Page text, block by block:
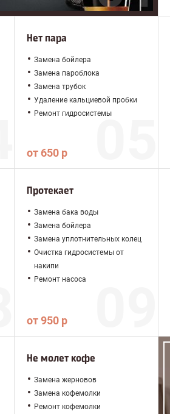
Нет пара
Замена бойлера
Замена пароблока
Замена трубок
Удаление кальциевой пробки
Ремонт гидросистемы
от 650 р
Протекает
Замена бака воды
Замена бойлера
Замена уплотнительных колец
Очистка гидросистемы от
накипи
Ремонт насоса
от 950 р
Не молет кофе
Замена жерновов
Замена кофемолки
Ремонт кофемолки